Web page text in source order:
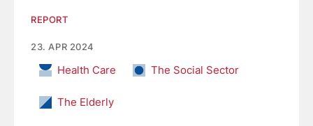
REPORT
23. APR 2024
Health Care The Social Sector
The Elderly